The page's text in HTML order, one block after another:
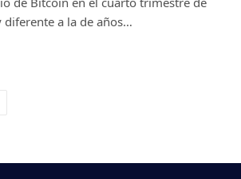
a la de años…